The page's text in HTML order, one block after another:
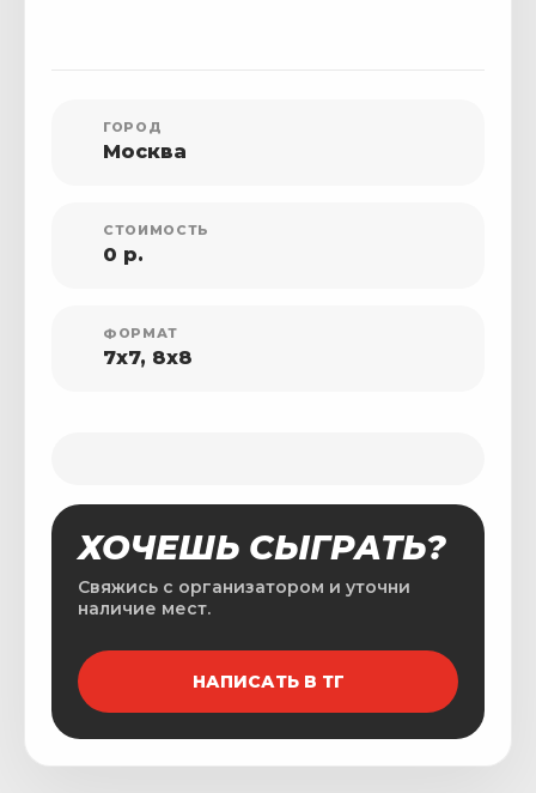
ГОРОД
Москва
СТОИМОСТЬ
0 р.
ФОРМАТ
7x7, 8x8
ХОЧЕШЬ СЫГРАТЬ?
Свяжись с организатором и уточни
наличие мест.
НАПИСАТЬ В ТГ